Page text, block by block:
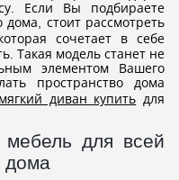
Если Вы подбираете
стоит рассмотреть
сочетает в себе
Такая модель станет не
элементом Вашего
пространство дома
мягкий диван купить для
для всей
дома